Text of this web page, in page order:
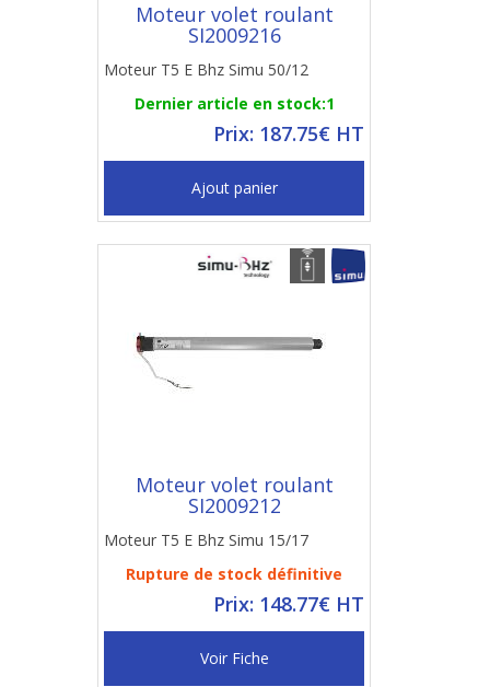
Moteur volet roulant
SI2009216
Moteur T5 E Bhz Simu 50/12
Dernier article en stock:1
Prix: 187.75€ HT
Ajout panier
Moteur volet roulant
SI2009212
Moteur T5 E Bhz Simu 15/17
Rupture de stock définitive
Prix: 148.77€ HT
Voir Fiche